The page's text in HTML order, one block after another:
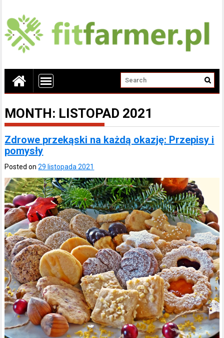
MONTH: LISTOPAD 2021
Zdrowe przekąski na każdą okazję: Przepisy i
pomysły
Posted on29 listopada 2021